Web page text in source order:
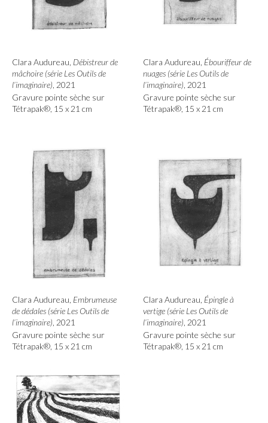
Clara Audureau, Débistreur de
mâchoire (série Les Outils de
l’imaginaire) , 2021
Gravure pointe sèche sur
Tétrapak®, 15 x 21 cm
Clara Audureau, Ébouriffeur de
nuages (série Les Outils de
l’imaginaire) , 2021
Gravure pointe sèche sur
Tétrapak®, 15 x 21 cm
Clara Audureau, Embrumeuse
de dédales (série Les Outils de
l’imaginaire) , 2021
Gravure pointe sèche sur
Tétrapak®, 15 x 21 cm
Clara Audureau, Épingle à
vertige (série Les Outils de
l’imaginaire) , 2021
Gravure pointe sèche sur
Tétrapak®, 15 x 21 cm